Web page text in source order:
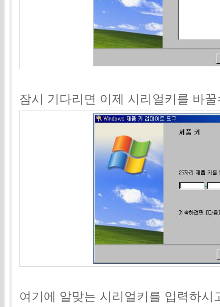
잠시 기다리면 이제 시리얼키를 바
여기에 알맞는 시리얼키를 입력하